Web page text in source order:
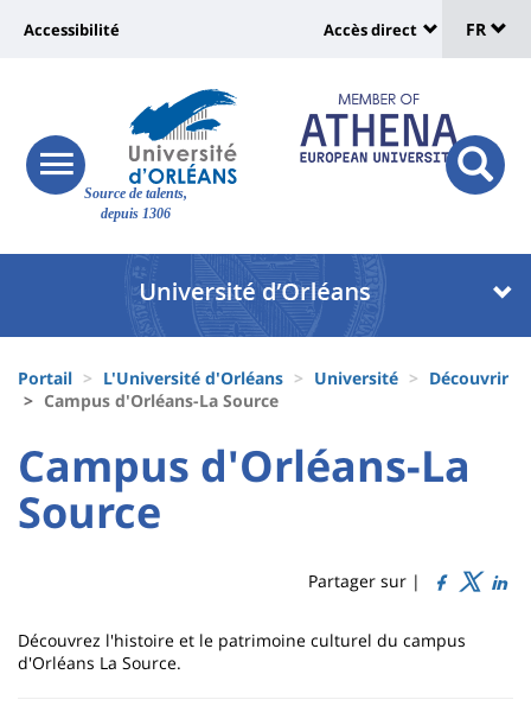
Site
Source de talents,
depuis 1306
Université
Recherche
responsive
menu
button
Université
vers
page
accessibilité
Accessibilité
:
Shortcut
links
Accès direct
de
FR
Université
Block
liste
composantes
d'Ariane
Portail L'Université d'Orléans Université
Découvrir
Campus d'Orléans-La Source
University
:
Sidebar
University
:
Main
Titre
Campus d'Orléans-La
Source
Partager sur |
Contenu
de
Découvrez l'histoire et le patrimoine culturel du campus
d'Orléans La Source.